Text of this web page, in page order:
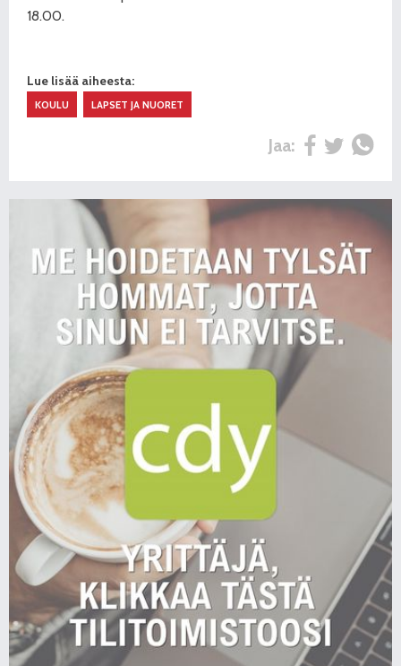
18.00.
Lue lisää aiheesta:
KOULU LAPSET JA NUORET
Jaa: